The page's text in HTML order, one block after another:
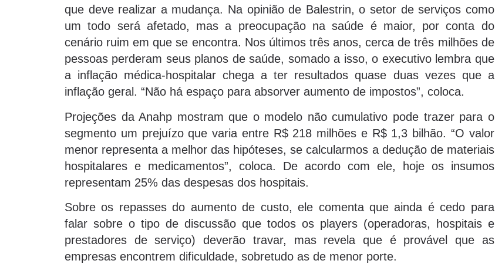
que deve realizar a mudança. Na opinião de Balestrin, o setor de serviços como
um todo será afetado, mas a preocupação na saúde é maior, por conta do
cenário ruim em que se encontra. Nos últimos três anos, cerca de três milhões de
pessoas perderam seus planos de saúde, somado a isso, o executivo lembra que
a inflação médica-hospitalar chega a ter resultados quase duas vezes que a
inflação geral. “Não há espaço para absorver aumento de impostos”, coloca.
Projeções da Anahp mostram que o modelo não cumulativo pode trazer para o
segmento um prejuízo que varia entre R$ 218 milhões e R$ 1,3 bilhão. “O valor
menor representa a melhor das hipóteses, se calcularmos a dedução de materiais
hospitalares e medicamentos”, coloca. De acordo com ele, hoje os insumos
representam 25% das despesas dos hospitais.
Sobre os repasses do aumento de custo, ele comenta que ainda é cedo para
falar sobre o tipo de discussão que todos os players (operadoras, hospitais e
prestadores de serviço) deverão travar, mas revela que é provável que as
empresas encontrem dificuldade, sobretudo as de menor porte.